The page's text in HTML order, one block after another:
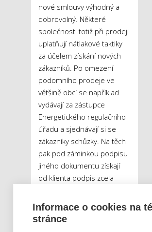
nové smlouvy výhodný a
dobrovolný. Některé
společnosti totiž při prodeji
uplatňují nátlakové taktiky
za účelem získání nových
zákazníků. Po omezení
podomního prodeje ve
většině obcí se například
vydávají za zástupce
Energetického regulačního
úřadu a sjednávají si se
zákazníky schůzky. Na těch
pak pod záminkou podpisu
jiného dokumentu získají
od klienta podpis zcela
nevýhodné smlouvy.„Naši
klienti se setkali s nátlakem i
Informace o cookies na
stránce